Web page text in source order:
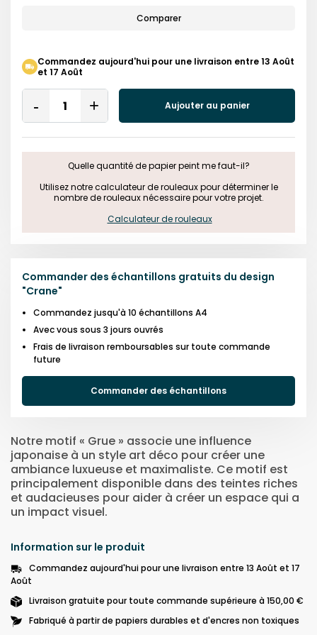
Comparer
Commandez aujourd'hui pour une livraison entre 13 Août
et 17 Août
Quantity
Remove
One
Add
One
Aujouter au panier
Quelle quantité de papier peint me faut-il?
Utilisez notre calculateur de rouleaux pour déterminer le
nombre de rouleaux nécessaire pour votre projet.
Calculateur de rouleaux
Commander des échantillons gratuits du design
"Crane"
Commandez jusqu'à 10 échantillons A4
Avec vous sous 3 jours ouvrés
Frais de livraison remboursables sur toute commande
future
Commander des échantillons
Notre motif « Grue » associe une influence
japonaise à un style art déco pour créer une
ambiance luxueuse et maximaliste. Ce motif est
principalement disponible dans des teintes riches
et audacieuses pour aider à créer un espace qui a
un impact visuel.
Information sur le produit
Commandez aujourd'hui pour une livraison entre 13 Août et 17
Août
Livraison gratuite pour toute commande supérieure à 150,00 €
Fabriqué à partir de papiers durables et d'encres non toxiques